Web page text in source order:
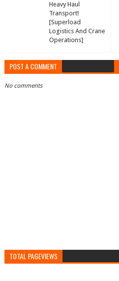
Heavy Haul
Transport!
[Superload
Logistics And Crane
Operations]
POST A COMMENT
No comments
TOTAL PAGEVIEWS